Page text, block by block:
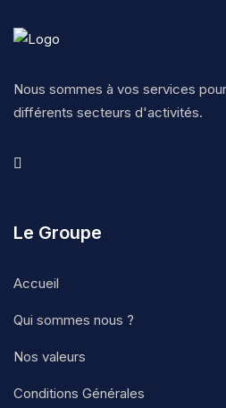
Nous sommes à vos services
différents secteurs d'activités.
Le Groupe
Accueil
Qui sommes nous ?
Nos valeurs
Conditions Générales